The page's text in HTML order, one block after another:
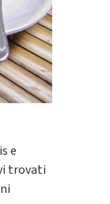
e
trovati